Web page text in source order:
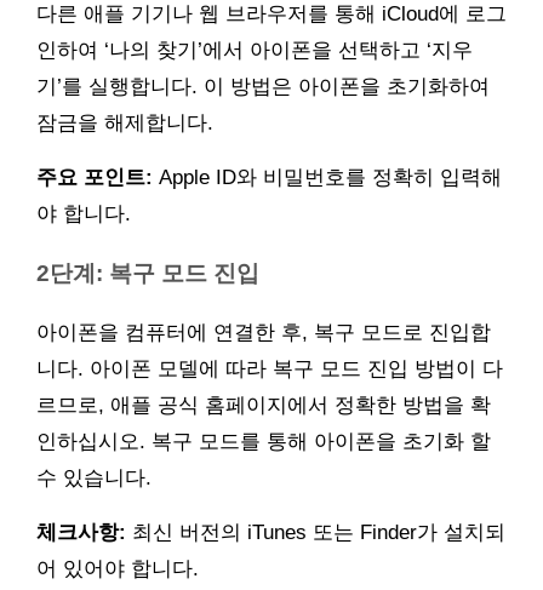
다른 애플 기기나 웹 브라우저를 통해 iCloud에 로그
인하여 ‘나의 찾기’에서 아이폰을 선택하고 ‘지우
기’를 실행합니다. 이 방법은 아이폰을 초기화하여
잠금을 해제합니다.
주요 포인트: Apple ID와 비밀번호를 정확히 입력해
야 합니다.
2단계: 복구 모드 진입
아이폰을 컴퓨터에 연결한 후, 복구 모드로 진입합
니다. 아이폰 모델에 따라 복구 모드 진입 방법이 다
르므로, 애플 공식 홈페이지에서 정확한 방법을 확
인하십시오. 복구 모드를 통해 아이폰을 초기화 할
수 있습니다.
체크사항: 최신 버전의 iTunes 또는 Finder가 설치되
어 있어야 합니다.